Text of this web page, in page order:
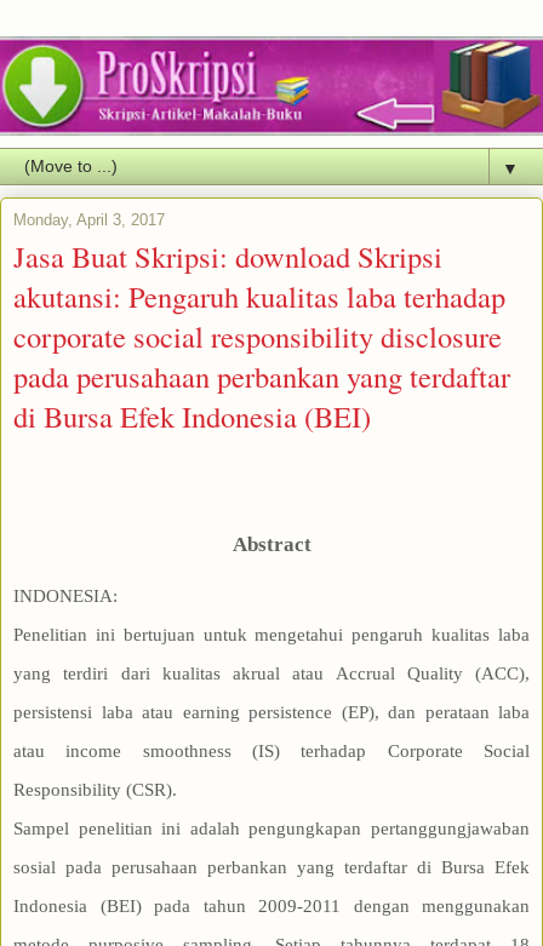
▼
Monday, April 3, 2017
Jasa Buat Skripsi: download Skripsi
akutansi: Pengaruh kualitas laba terhadap
corporate social responsibility disclosure
pada perusahaan perbankan yang terdaftar
di Bursa Efek Indonesia (BEI)
Abstract
INDONESIA:
Penelitian ini bertujuan untuk mengetahui pengaruh kualitas laba
yang terdiri dari kualitas akrual atau Accrual Quality (ACC),
persistensi laba atau earning persistence (EP), dan perataan laba
atau income smoothness (IS) terhadap Corporate Social
Responsibility (CSR).
Sampel penelitian ini adalah pengungkapan pertanggungjawaban
sosial pada perusahaan perbankan yang terdaftar di Bursa Efek
Indonesia (BEI) pada tahun 2009-2011 dengan menggunakan